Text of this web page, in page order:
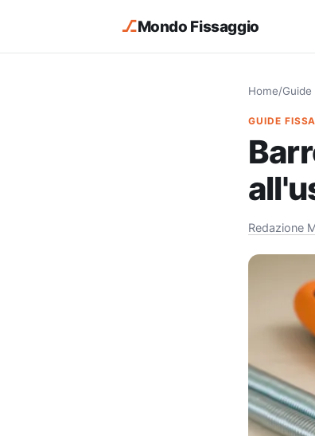
⎇Mondo Fissaggio
Home/
GUIDE
Redazione